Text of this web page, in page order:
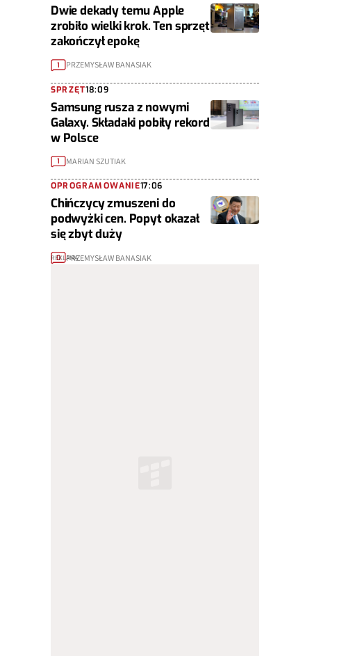
Dwie dekady temu Apple
zrobiło wielki krok. Ten sprzęt
zakończył epokę
1 PRZEMYSŁAW BANASIAK
SPRZĘT18:09
Samsung rusza z nowymi
Galaxy. Składaki pobiły rekord
w Polsce
1 MARIAN SZUTIAK
OPROGRAMOWANIE17:06
Chińczycy zmuszeni do
podwyżki cen. Popyt okazał
się zbyt duży
0 PRZEMYSŁAW BANASIAK